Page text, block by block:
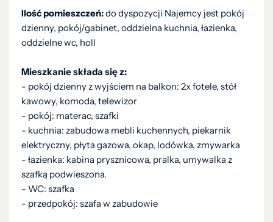
Ilość pomieszczeń:do dyspozycji Najemcy jest pokój
dzienny, pokój/gabinet, oddzielna kuchnia, łazienka,
oddzielne wc, holl
Mieszkanie składa się z:
- pokój dzienny z wyjściem na balkon: 2x fotele, stół
kawowy, komoda, telewizor
- pokój: materac, szafki
- kuchnia: zabudowa mebli kuchennych, piekarnik
elektryczny, płyta gazowa, okap, lodówka, zmywarka
- łazienka: kabina prysznicowa, pralka, umywalka z
szafką podwieszona.
- WC: szafka
- przedpokój: szafa w zabudowie